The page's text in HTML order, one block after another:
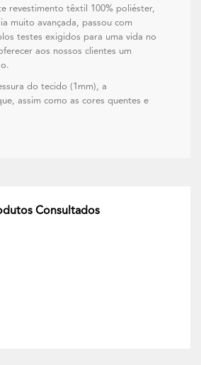
revestimento têxtil 100% poliéster,
muito avançada, passou com
testes exigidos para uma vida no
aos nossos clientes um
do tecido (1mm), a
assim como as cores quentes e
Consultados